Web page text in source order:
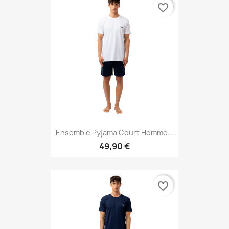
Ensemble Pyjama Court Homme...
49,90 €
favorite_border
favorite_border